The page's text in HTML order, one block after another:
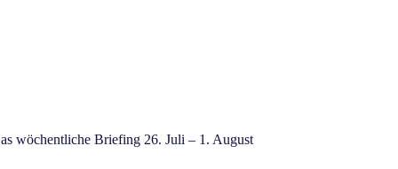
wöchentliche Briefing 26. Juli – 1. August